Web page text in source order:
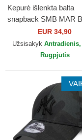
Kepurė išlenkta balta
snapback SMB MAR
Mario Super Mario Bros.
Capslab
EUR 34,90
Užsisakyk Antradienis,
Rugpjūtis